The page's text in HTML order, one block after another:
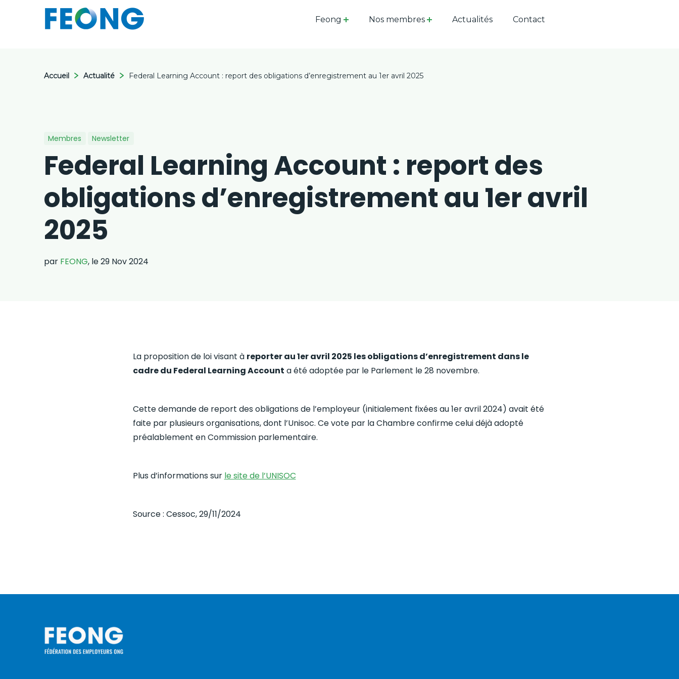
Feong Nos membres Actualités Contact
Accueil Actualité Federal Learning Account : report des obligations d’enregistrement au 1er avril 2025
Membres Newsletter
Federal Learning Account : report des
obligations d’enregistrement au 1er avril
2025
par FEONG, le 29 Nov 2024
La proposition de loi visant à reporter au 1er avril 2025 les obligations d’enregistrement dans le
cadre du Federal Learning Account a été adoptée par le Parlement le 28 novembre.
Cette demande de report des obligations de l’employeur (initialement fixées au 1er avril 2024) avait été
faite par plusieurs organisations, dont l’Unisoc. Ce vote par la Chambre confirme celui déjà adopté
préalablement en Commission parlementaire.
Plus d’informations sur le site de l’UNISOC
Source : Cessoc, 29/11/2024